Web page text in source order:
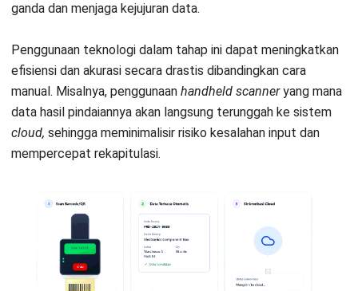
cycle counting menghitung sebagian stok secara
Frekuensi pelaksanaan
Metode periodik biasanya dilakukan setiap enam bulan
atau setahun sekali. Sebaliknya, cycle counting dapat
dilakukan harian, mingguan, atau sesuai jadwal rotasi.
Dampak pada operasional
cycle counting tetap memungkinkan aktivitas bisnis
berjalan normal tanpa penghentian total.
Kesesuaian untuk jenis bisnis
Metode periodik lebih cocok bagi perusahaan dengan